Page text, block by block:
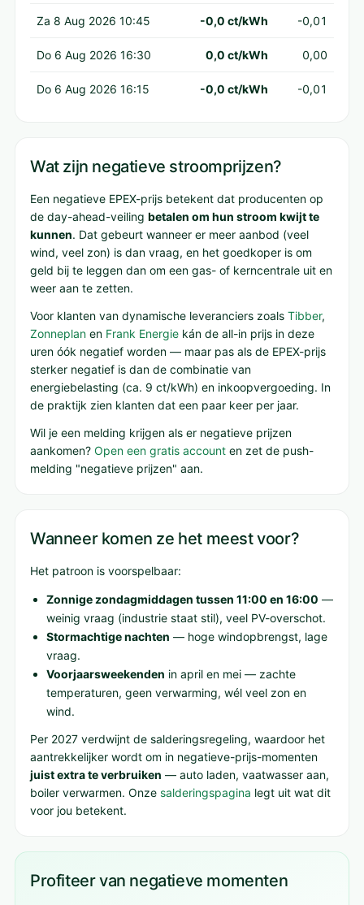
Za 8 Aug 2026 10:45 -0,0 ct/kWh -0,01
Do 6 Aug 2026 16:30 0,0 ct/kWh 0,00
Do 6 Aug 2026 16:15 -0,0 ct/kWh -0,01
Wat zijn negatieve stroomprijzen?
Een negatieve EPEX-prijs betekent dat producenten op
de day-ahead-veiling betalen om hun stroom kwijt te
kunnen. Dat gebeurt wanneer er meer aanbod (veel
wind, veel zon) is dan vraag, en het goedkoper is om
geld bij te leggen dan om een gas- of kerncentrale uit en
weer aan te zetten.
Voor klanten van dynamische leveranciers zoals Tibber,
Zonneplan en Frank Energie kán de all-in prijs in deze
uren óók negatief worden — maar pas als de EPEX-prijs
sterker negatief is dan de combinatie van
energiebelasting (ca. 9 ct/kWh) en inkoopvergoeding. In
de praktijk zien klanten dat een paar keer per jaar.
Wil je een melding krijgen als er negatieve prijzen
aankomen? Open een gratis account en zet de push-
melding "negatieve prijzen" aan.
Wanneer komen ze het meest voor?
Het patroon is voorspelbaar:
Zonnige zondagmiddagen tussen 11:00 en 16:00 —
weinig vraag (industrie staat stil), veel PV-overschot.
Stormachtige nachten — hoge windopbrengst, lage
vraag.
Voorjaarsweekenden in april en mei — zachte
temperaturen, geen verwarming, wél veel zon en
wind.
Per 2027 verdwijnt de salderingsregeling, waardoor het
aantrekkelijker wordt om in negatieve-prijs-momenten
juist extra te verbruiken — auto laden, vaatwasser aan,
boiler verwarmen. Onze salderingspagina legt uit wat dit
voor jou betekent.
Profiteer van negatieve momenten